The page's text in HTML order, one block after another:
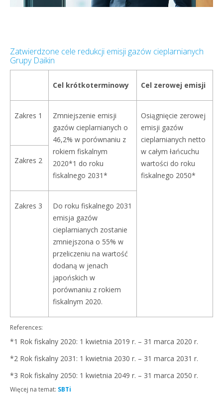
Zatwierdzone cele redukcji emisji gazów cieplarnianych
Grupy Daikin
Cel krótkoterminowy Cel zerowej emisji
Zakres 1
Zmniejszenie emisji
gazów cieplarnianych o
46,2% w porównaniu z
rokiem fiskalnym
2020*1 do roku
fiskalnego 2031*
Osiągnięcie zerowej
emisji gazów
cieplarnianych netto
w całym łańcuchu
wartości do roku
fiskalnego 2050*
Zakres 2
Zakres 3
Do roku fiskalnego 2031
emisja gazów
cieplarnianych zostanie
zmniejszona o 55% w
przeliczeniu na wartość
dodaną w jenach
japońskich w
porównaniu z rokiem
fiskalnym 2020.
References:
*1 Rok fiskalny 2020: 1 kwietnia 2019 r. – 31 marca 2020 r.
*2 Rok fiskalny 2031: 1 kwietnia 2030 r. – 31 marca 2031 r.
*3 Rok fiskalny 2050: 1 kwietnia 2049 r. – 31 marca 2050 r.
Więcej na temat: SBTi